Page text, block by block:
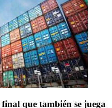
que también se juega